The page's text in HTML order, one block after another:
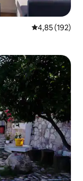
Gemiddelde
4,85 (192)